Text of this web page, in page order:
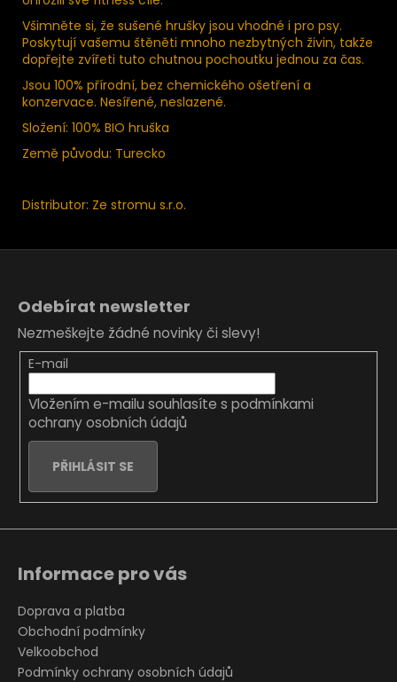
Všimněte si, že sušené hrušky jsou vhodné i pro psy.
Poskytují vašemu štěněti mnoho nezbytných živin, takže
dopřejte zvířeti tuto chutnou pochoutku jednou za čas.
Jsou 100% přírodní, bez chemického ošetření a
konzervace. Nesířené, neslazené.
Složení: 100% BIO hruška
Země původu: Turecko
Distributor: Ze stromu s.r.o.
Odebírat newsletter
Nezmeškejte žádné novinky či slevy!
E-mail
Vložením e-mailu souhlasíte s podmínkami
ochrany osobních údajů
PŘIHLÁSIT SE
Informace pro vás
Doprava a platba
Obchodní podmínky
Velkoobchod
Podmínky ochrany osobních údajů